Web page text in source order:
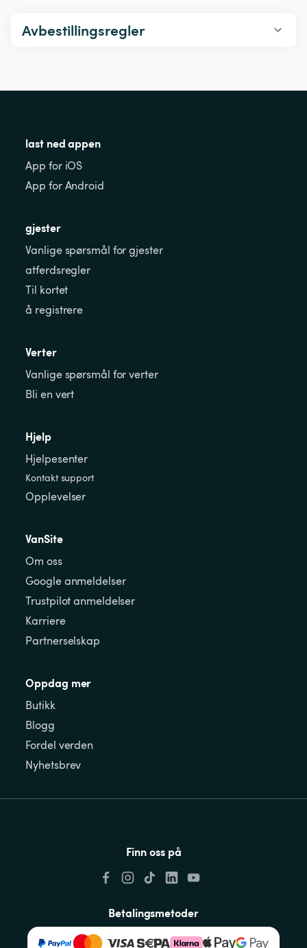
Avbestillingsregler
last ned appen
App for iOS
App for Android
gjester
Vanlige spørsmål for gjester
atferdsregler
Til kortet
å registrere
Verter
Vanlige spørsmål for verter
Bli en vert
Hjelp
Hjelpesenter
Kontakt support
Opplevelser
VanSite
Om oss
Google anmeldelser
Trustpilot anmeldelser
Karriere
Partnerselskap
Oppdag mer
Butikk
Blogg
Fordel verden
Nyhetsbrev
Finn oss på
Betalingsmetoder